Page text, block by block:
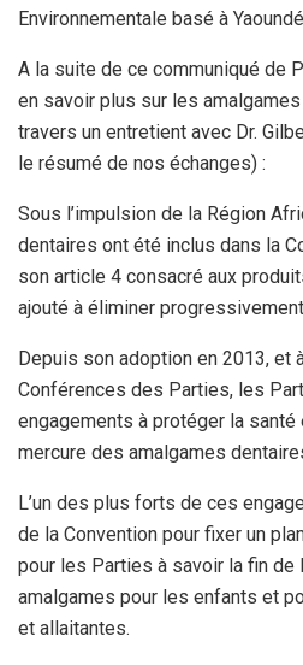
Environnementale basé à
A la suite de ce communiqué de
en savoir plus sur les
travers un entretient avec Dr.
le résumé de nos échanges) :
Sous l’impulsion de la Région
dentaires ont été inclus dans la
son article 4 consacré aux
ajouté à éliminer
Depuis son adoption en 2013, et
Conférences des Parties, les
engagements à protéger la santé
mercure des amalgames
L’un des plus forts de ces
de la Convention pour fixer un
pour les Parties à savoir la fin de
amalgames pour les enfants et
et allaitantes.